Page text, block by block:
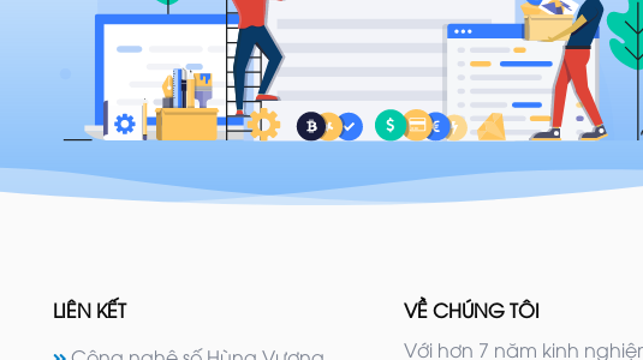
LIÊN KẾT
VỀ CHÚNG TÔI
Với hơn 7 năm kinh